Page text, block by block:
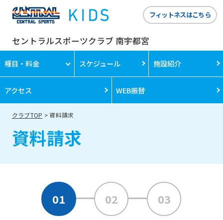
セントラルスポーツクラブ 南宇都宮
フィットネスはこちら
種目・料金 スケジュール 施設紹介
アクセス WEB振替
クラブTOP 資料請求
資料請求